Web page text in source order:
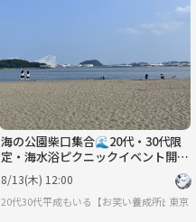
海の公園柴口集合🌊20代・30代限
定・海水浴ピクニックイベント開催
✨
8/13(木) 12:00
20代30代平成もいる【お笑い養成所出身
東京